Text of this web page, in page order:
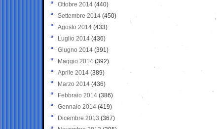
Ottobre 2014 (440)
Settembre 2014 (450)
Agosto 2014 (433)
Luglio 2014 (436)
Giugno 2014 (391)
Maggio 2014 (392)
Aprile 2014 (389)
Marzo 2014 (436)
Febbraio 2014 (386)
Gennaio 2014 (419)
Dicembre 2013 (367)